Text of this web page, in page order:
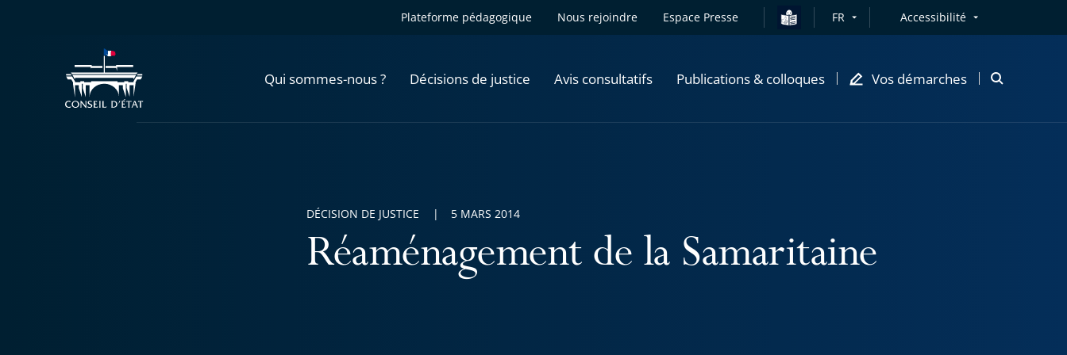
Plateforme pédagogique Nous rejoindre Espace Presse FR Accessibilité
Qui sommes-nous ? Décisions de justice Avis consultatifs Publications & colloques Vos démarches
Ouvrir
Réaménagement de la Samaritaine
DÉCISION DE JUSTICE 5 MARS 2014